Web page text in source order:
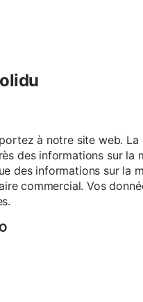
à notre site web.
des informations sur la
des informations sur la
commercial. Vos